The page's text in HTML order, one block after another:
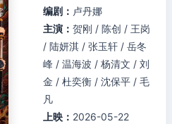
编剧： 卢丹娜
主演： 贺刚 / 陈创 / 王岗
/ 陆妍淇 / 张玉轩 / 岳冬
峰 / 温海波 / 杨清文 / 刘
金 / 杜奕衡 / 沈保平 / 毛
凡
上映： 2026-05-22